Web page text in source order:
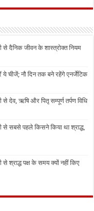
से दैनिक जीवन के शास्त्रोक्त नियम
ये चीजें; नौ दिन तक बने रहेंगे एनर्जेटिक
देव, ऋषि और पितृ सम्पूर्ण तर्पण विधि
से सबसे पहले किसने किया था श्राद्ध,
श्राद्ध पक्ष के समय क्यों नहीं किए